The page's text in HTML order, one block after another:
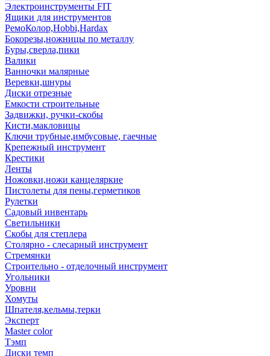
Электроинструменты FIT
Ящики для инструментов
РемоКолор,Hobbi,Hardax
Бокорезы,ножницы по металлу
Буры,сверла,пики
Валики
Ванночки малярные
Веревки,шнуры
Диски отрезные
Емкости строительные
Задвижки, ручки-скобы
Кисти,макловицы
Ключи трубные,имбусовые, гаечные
Крепежный инструмент
Крестики
Ленты
Ножовки,ножи канцеляркие
Пистолеты для пены,герметиков
Рулетки
Садовый инвентарь
Светильники
Скобы для степлера
Столярно - слесарный инструмент
Стремянки
Строительно - отделочный инструмент
Угольники
Уровни
Хомуты
Шпателя,кельмы,терки
Эксперт
Master color
Тэмп
Диски темп